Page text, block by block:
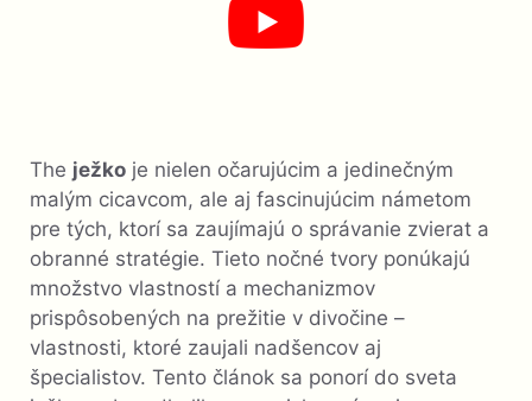
The ježko je nielen očarujúcim a jedinečným
malým cicavcom, ale aj fascinujúcim námetom
pre tých, ktorí sa zaujímajú o správanie zvierat a
obranné stratégie. Tieto nočné tvory ponúkajú
množstvo vlastností a mechanizmov
prispôsobených na prežitie v divočine –
vlastnosti, ktoré zaujali nadšencov aj
špecialistov. Tento článok sa ponorí do sveta